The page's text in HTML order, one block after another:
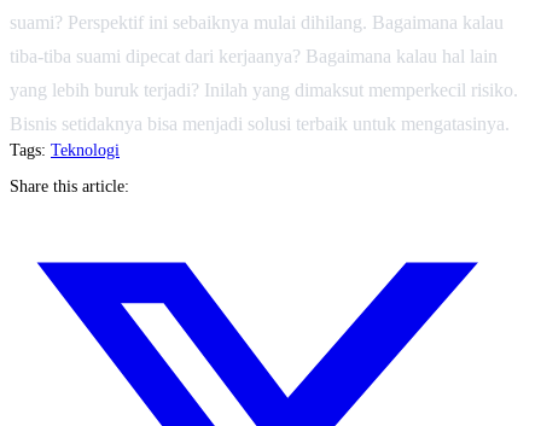
suami? Perspektif ini sebaiknya mulai dihilang. Bagaimana kalau
tiba-tiba suami dipecat dari kerjaanya? Bagaimana kalau hal lain
yang lebih buruk terjadi? Inilah yang dimaksut memperkecil risiko.
Bisnis setidaknya bisa menjadi solusi terbaik untuk mengatasinya.
Tags: Teknologi
Share this article: